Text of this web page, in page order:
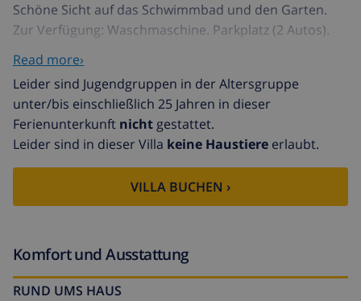
Schöne Sicht auf das Schwimmbad und den Garten.
Zur Verfügung: Waschmaschine. Parkplatz (2 Autos).
Geeignet für Familien. HUTT012784
Schöne, gemütliche Villa "Adria". Am Ortsrand, 500 m
vom Zentrum von Miami Playa. Zur Alleinbenutzung:
Garten mit Rasen und Pflanzen, Schwimmbad (8 x 4 m,
80 - 190 cm tief, 01.01.-31.12.) mit Innentreppe.
Gartenmöbel, Grill. Im Hause: Waschmaschine.
Parkplatz (für 2 Autos) beim Haus. Supermarkt 200 m,
Sandstrand 700 m. Nahe gelegene
Sehenswürdigkeiten: Parque Portaventura 28 km,
Delta del Ebro 53 km, Tarragona 37 km, Reus 30 km,
Barcelona 132 km.
Read more›
Leider sind Jugendgruppen in der Altersgruppe
unter/bis einschließlich 25 Jahren in dieser
Ferienunterkunft nichtgestattet.
Leider sind in dieser Villa keine Haustiere erlaubt.
VILLA BUCHEN ›
Komfort und Ausstattung
RUND UMS HAUS